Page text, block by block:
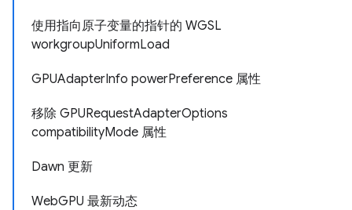
使用指向原子变量的指针的 WGSL
workgroupUniformLoad
GPUAdapterInfo powerPreference 属性
移除 GPURequestAdapterOptions
compatibilityMode 属性
Dawn 更新
WebGPU 最新动态